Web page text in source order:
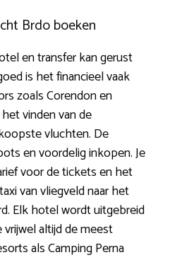
Brdo boeken
en transfer kan gerust
is het financieel vaak
zoals Corendon en
vinden van de
vluchten. De
en voordelig inkopen. Je
voor de tickets en het
van vliegveld naar het
Elk hotel wordt uitgebreid
altijd de meest
als Camping Perna